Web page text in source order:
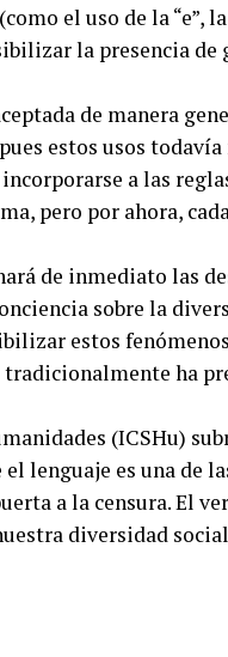
el uso de la “e”, la
la presencia de
de manera
estos usos
a las
pero por ahora,
de inmediato las
sobre la
estos
ha
(ICSHu)
lenguaje es una de
a la censura. El
diversidad